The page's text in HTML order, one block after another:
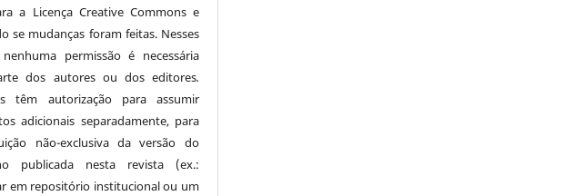
a Licença Creative Commons e
se mudanças foram feitas. Nesses
nenhuma permissão é necessária
dos autores ou dos editores.
têm autorização para assumir
adicionais separadamente, para
não-exclusiva da versão do
publicada nesta revista (ex.:
em repositório institucional ou um